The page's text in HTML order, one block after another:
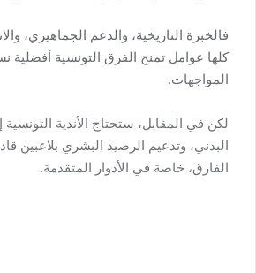
فالخبرة التاريخية، والدعم الجماهيري،
كلها عوامل تمنح الفرق التونسية أفضلية
المواجهات.
لكن في المقابل، ستحتاج الأندية
البدني، وتدعيم الرصيد البشري بلاعبين
الفارق، خاصة في الأدوار المتقدمة.